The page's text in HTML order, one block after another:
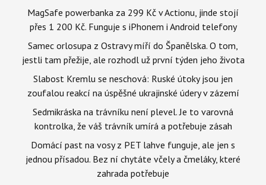
MagSafe powerbanka za 299 Kč v Actionu, jinde stojí
přes 1 200 Kč. Funguje s iPhonem i Android telefony
Samec orlosupa z Ostravy míří do Španělska. O tom,
jestli tam přežije, ale rozhodl už první týden jeho života
Slabost Kremlu se neschová: Ruské útoky jsou jen
zoufalou reakcí na úspěšné ukrajinské údery v zázemí
Sedmikráska na trávníku není plevel. Je to varovná
kontrolka, že váš trávník umírá a potřebuje zásah
Domácí past na vosy z PET lahve funguje, ale jen s
jednou přísadou. Bez ní chytáte včely a čmeláky, které
zahrada potřebuje